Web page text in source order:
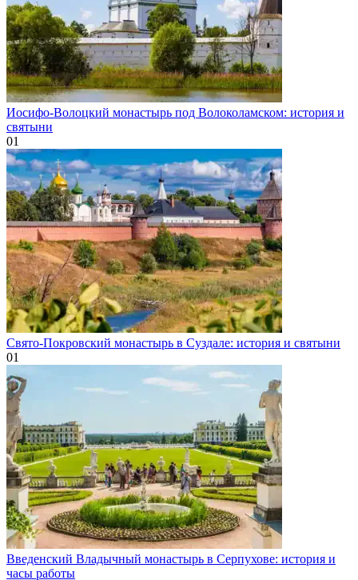
Иосифо-Волоцкий монастырь под Волоколамском: история и
святыни
01
Свято-Покровский монастырь в Суздале: история и святыни
01
Введенский Владычный монастырь в Серпухове: история и
часы работы